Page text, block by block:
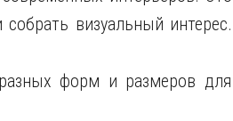
визуальный интерес.
форм и размеров для